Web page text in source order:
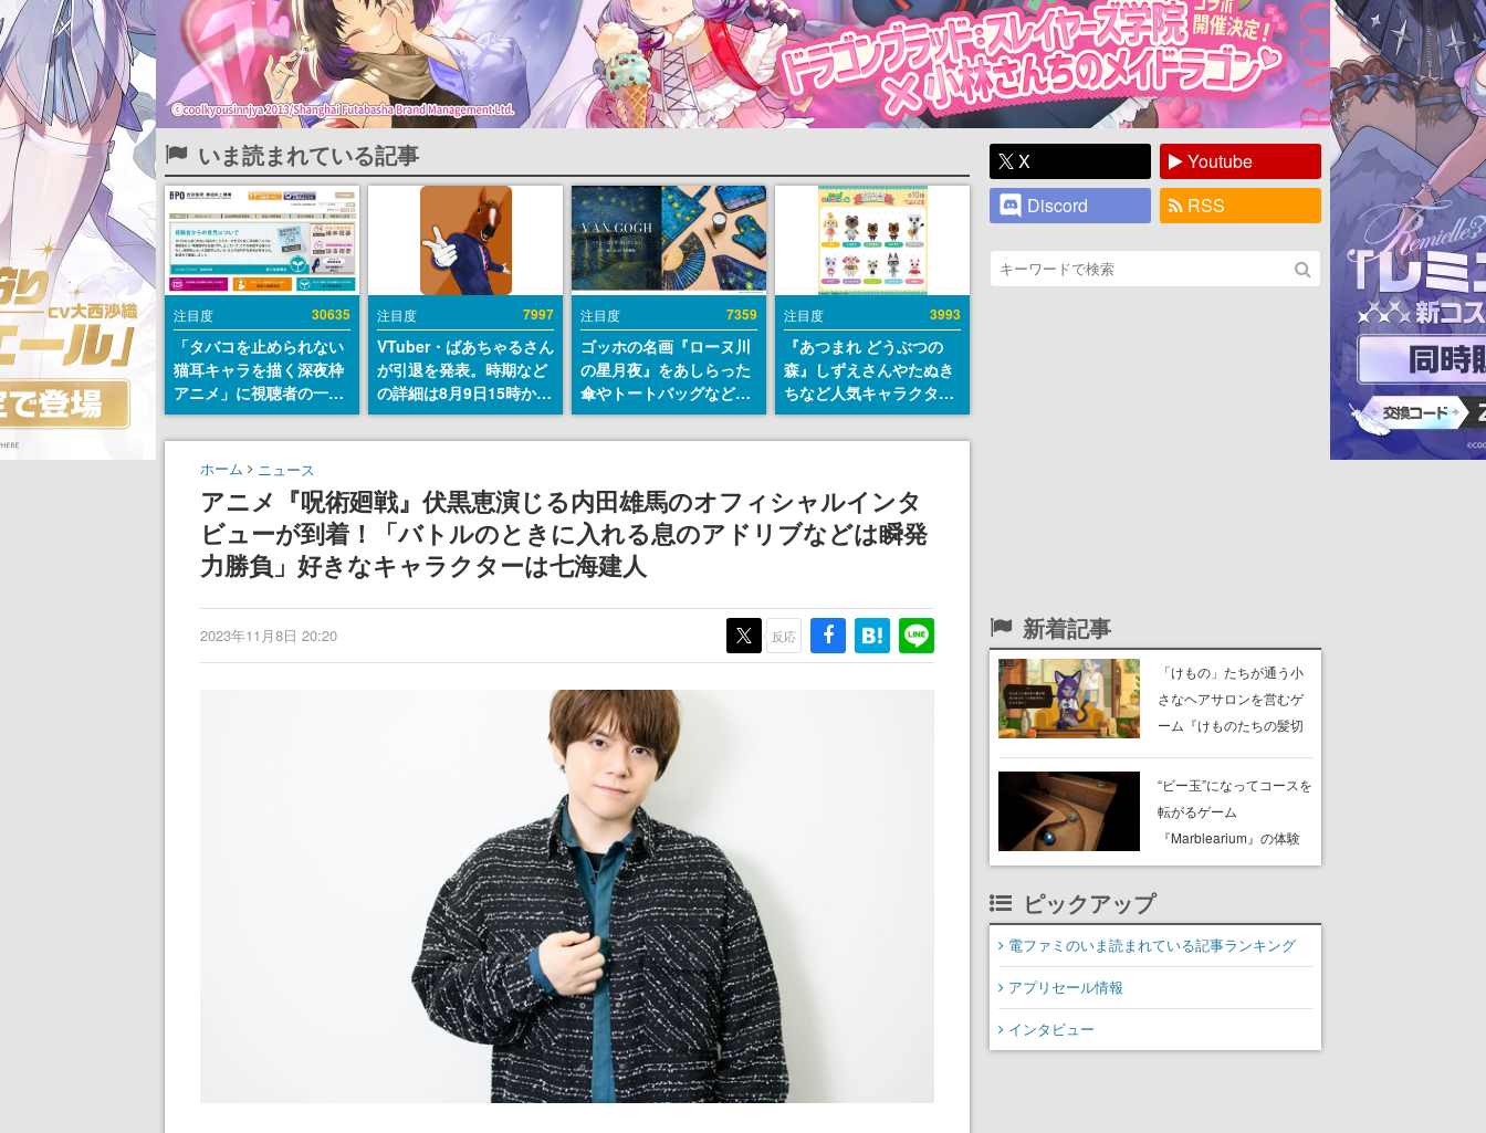
いま読まれている記事
注目度 30635
「タバコを止められない
猫耳キャラを描く深夜枠
アニメ」に視聴者の一部
から批判意見。違法薬物
の使用と思しき描写も含
めて、BPOが議論を交わ
注目度 7997
VTuber・ばあちゃるさん
が引退を発表。時期など
の詳細は8月9日15時から
の配信で説明
注目度 7359
ゴッホの名画『ローヌ川
の星月夜』をあしらった
傘やトートバッグなどが
登場。8月7日21時より2
日間限定で予約販売
注目度 3993
『あつまれ どうぶつの
森』しずえさんやたぬき
ちなど人気キャラクター
のフロッキードールが9
月に発売開始。「とたけ
ホーム ニュース
アニメ『呪術廻戦』伏黒恵演じる内田雄馬のオフィシャルインタ
ビューが到着！「バトルのときに入れる息のアドリブなどは瞬発
力勝負」好きなキャラクターは七海建人
2023年11月8日 20:20 反応
X
Youtube
Discord
RSS
新着記事
「けもの」たちが通う小
さなヘアサロンを営むゲ
ーム『けものたちの髪切
始。悩みを持ったお客様
と会話を交わし“本当に望
んでる髪型”を見つけ出す
“ビー玉”になってコースを
転がるゲーム
『Marblearium』の体験
版がSteamで本日8月7日
ピックアップ
電ファミのいま読まれている記事ランキング
アプリセール情報
インタビュー